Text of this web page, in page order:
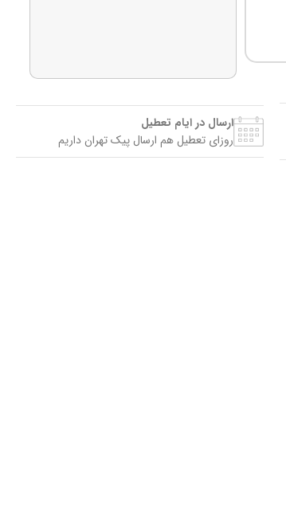
ارسال در ایام تعطیل
روزای تعطیل هم ارسال پیک تهران داریم